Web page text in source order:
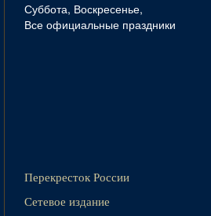
Суббота, Воскресенье,
Все официальные праздники
Перекресток России
Сетевое издание